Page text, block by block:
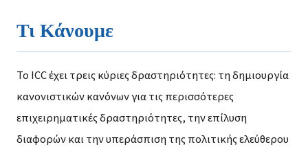
Τι Κάνουμε
Το ICC έχει τρεις κύριες δραστηριότητες: τη δημιουργία
κανονιστικών κανόνων για τις περισσότερες
επιχειρηματικές δραστηριότητες, την επίλυση
διαφορών και την υπεράσπιση της πολιτικής ελεύθερου